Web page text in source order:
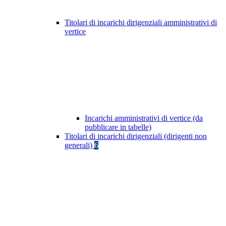
Titolari di incarichi dirigenziali amministrativi di
vertice
Incarichi amministrativi di vertice (da
pubblicare in tabelle)
Titolari di incarichi dirigenziali (dirigenti non
generali) 6